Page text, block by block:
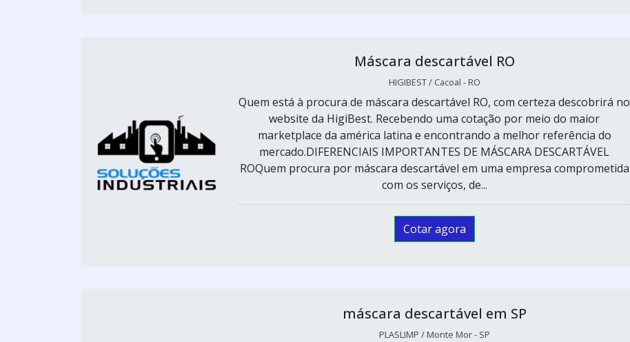
Máscara descartável RO
HIGIBEST / Cacoal - RO
Quem está à procura de máscara descartável RO, com certeza descobrirá no
website da HigiBest. Recebendo uma cotação por meio do maior
marketplace da américa latina e encontrando a melhor referência do
mercado.DIFERENCIAIS IMPORTANTES DE MÁSCARA DESCARTÁVEL
ROQuem procura por máscara descartável em uma empresa comprometida
com os serviços, de...
Cotar agora
máscara descartável em SP
PLASLIMP / Monte Mor - SP